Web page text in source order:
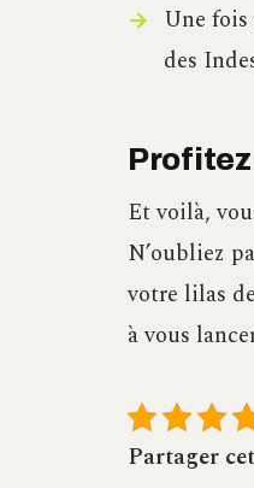
Une
des
Et voilà,
N’oubliez
votre lilas
à vous
Partager